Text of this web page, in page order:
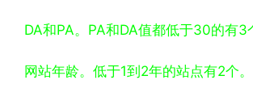
DA和PA。PA和DA值都低于30的有3
网站年龄。低于1到2年的站点有2个。